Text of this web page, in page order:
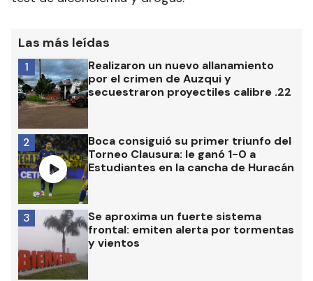
Las más leídas
Realizaron un nuevo allanamiento
por el crimen de Auzqui y
secuestraron proyectiles calibre .22
1
Boca consiguió su primer triunfo del
Torneo Clausura: le ganó 1-0 a
Estudiantes en la cancha de Huracán
2
Se aproxima un fuerte sistema
frontal: emiten alerta por tormentas
y vientos
3